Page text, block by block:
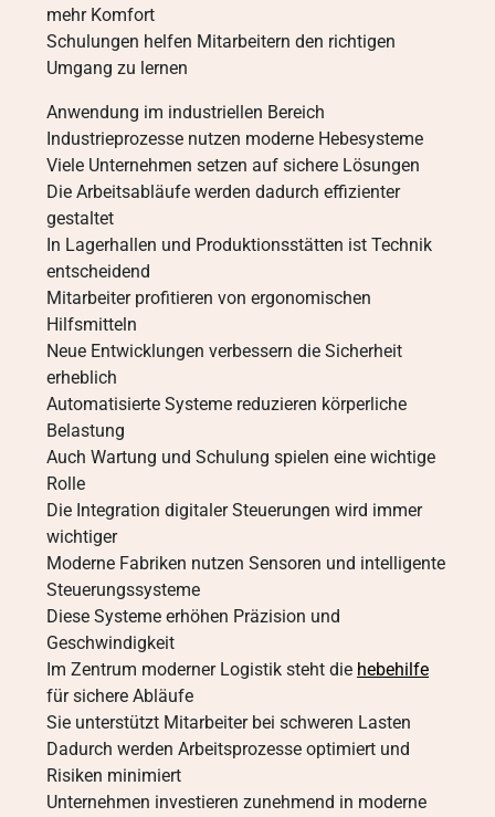
mehr Komfort
Schulungen helfen Mitarbeitern den richtigen
Umgang zu lernen
Anwendung im industriellen Bereich
Industrieprozesse nutzen moderne Hebesysteme
Viele Unternehmen setzen auf sichere Lösungen
Die Arbeitsabläufe werden dadurch effizienter
gestaltet
In Lagerhallen und Produktionsstätten ist Technik
entscheidend
Mitarbeiter profitieren von ergonomischen
Hilfsmitteln
Neue Entwicklungen verbessern die Sicherheit
erheblich
Automatisierte Systeme reduzieren körperliche
Belastung
Auch Wartung und Schulung spielen eine wichtige
Rolle
Die Integration digitaler Steuerungen wird immer
wichtiger
Moderne Fabriken nutzen Sensoren und intelligente
Steuerungssysteme
Diese Systeme erhöhen Präzision und
Geschwindigkeit
Im Zentrum moderner Logistik steht die hebehilfe
für sichere Abläufe
Sie unterstützt Mitarbeiter bei schweren Lasten
Dadurch werden Arbeitsprozesse optimiert und
Risiken minimiert
Unternehmen investieren zunehmend in moderne